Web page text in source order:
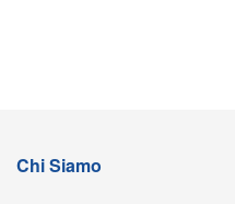
Chi Siamo